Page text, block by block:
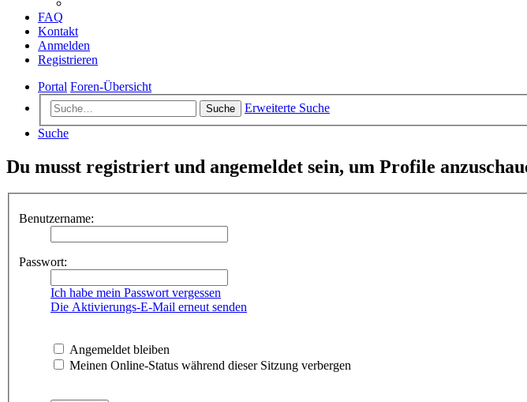
FAQ
Kontakt
Anmelden
Registrieren
Portal Foren-Übersicht
Suche
Erweiterte Suche
Suche
Du musst registriert und angemeldet sein, um Profile
Benutzername:
Passwort:
Ich habe mein Passwort vergessen
Die Aktivierungs-E-Mail erneut senden
Angemeldet bleiben
Meinen Online-Status während dieser Sitzung verbergen